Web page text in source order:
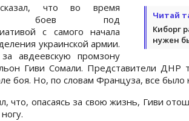
Читай
Киборг
нужен
что во время
боев под
с самого начала
украинской армии.
авдеевскую промзону
Гиви Сомали. Представители ДНР
боя. Но, по словам Француза, все было
что, опасаясь за свою жизнь, Гиви